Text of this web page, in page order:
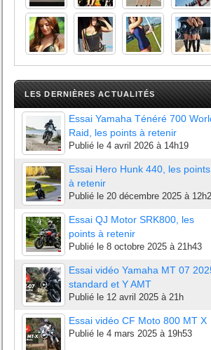
LES DERNIÈRES ACTUALITÉS
Essai Yamaha Ténéré 700
Raid, les points à retenir
Publié le 4 avril 2026 à 14h19
Essai Hero Hunk 440, les points
à retenir
Publié le 20 décembre 2025 à
Essai QJ Motor SRK800, les
points à retenir
Publié le 8 octobre 2025 à 21h43
Essai vidéo Yamaha MT 07
standard et Y AMT
Publié le 12 avril 2025 à 21h
Essai vidéo CF Moto 800 MT X
Publié le 4 mars 2025 à 19h53